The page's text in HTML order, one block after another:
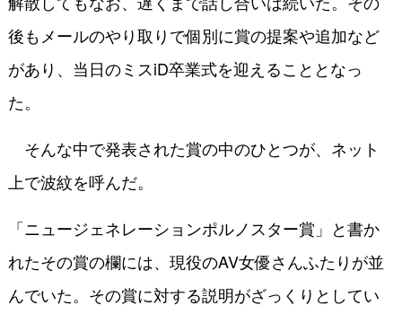
後もメールのやり取りで個別に賞の提案や追加など
があり、当日のミスiD卒業式を迎えることとなっ
た。
そんな中で発表された賞の中のひとつが、ネット
上で波紋を呼んだ。
「ニュージェネレーションポルノスター賞」と書か
れたその賞の欄には、現役のAV女優さんふたりが並
んでいた。その賞に対する説明がざっくりとしてい